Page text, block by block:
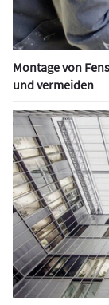
Montage von
und vermeiden